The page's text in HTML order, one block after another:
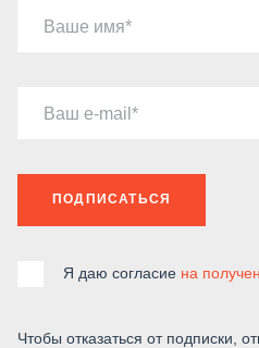
Ваше имя
Ваш e-mail
ПОДПИСАТЬСЯ
Я даю согласие на
Чтобы отказаться от подписки,